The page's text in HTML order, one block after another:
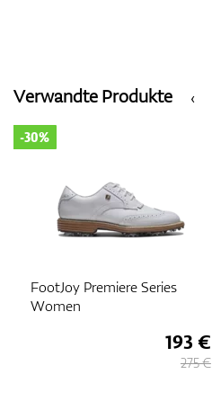
‹
Verwandte Produkte
FootJoy Tour Rival Women
-35%
97 €
149 €